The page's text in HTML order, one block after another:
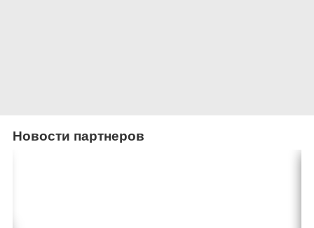
Новости партнеров